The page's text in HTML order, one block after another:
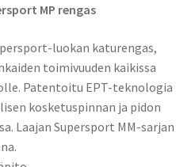
MP rengas
luokan katurengas,
toimivuuden kaikissa
Patentoitu EPT-teknologia
kosketuspinnan ja pidon
Laajan Supersport MM-sarjan